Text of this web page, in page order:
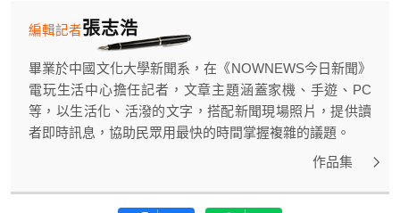
張志浩
編輯記者
畢業於中國文化大學新聞系，在《NOWNEWS今日新聞》
電玩生活中心擔任記者，文章主題涵蓋家機、手遊、PC
等，以生活化、活潑的文字，搭配新聞現場照片，提供讀
者即時訊息，協助民眾用最快的時間掌握複雜的議題。
作品集